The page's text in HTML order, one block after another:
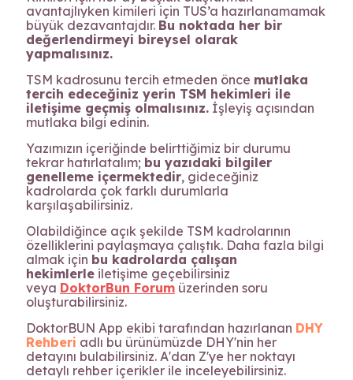
avantajlıyken kimileri için TUS’a hazırlanamamak
büyük dezavantajdır. Bu noktada her bir
değerlendirmeyi bireysel olarak
yapmalısınız.
TSM kadrosunu tercih etmeden önce mutlaka
tercih edeceğiniz yerin TSM hekimleri ile
iletişime geçmiş olmalısınız. İşleyiş açısından
mutlaka bilgi edinin.
Yazımızın içeriğinde belirttiğimiz bir durumu
tekrar hatırlatalım; bu yazıdaki bilgiler
genelleme içermektedir, gideceğiniz
kadrolarda çok farklı durumlarla
karşılaşabilirsiniz.
Olabildiğince açık şekilde TSM kadrolarının
özelliklerini paylaşmaya çalıştık. Daha fazla bilgi
almak için bu kadrolarda çalışan
hekimlerle iletişime geçebilirsiniz
veya DoktorBun Forum üzerinden soru
oluşturabilirsiniz.
DoktorBUN App ekibi tarafından hazırlanan DHY
Rehberi adlı bu ürünümüzde DHY'nin her
detayını bulabilirsiniz. A'dan Z'ye her noktayı
detaylı rehber içerikler ile inceleyebilirsiniz.